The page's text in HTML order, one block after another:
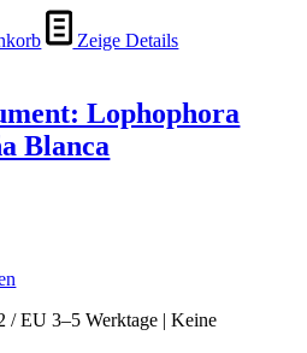
Zeige Details
Lophophora
Blanca
/ EU 3–5 Werktage | Keine